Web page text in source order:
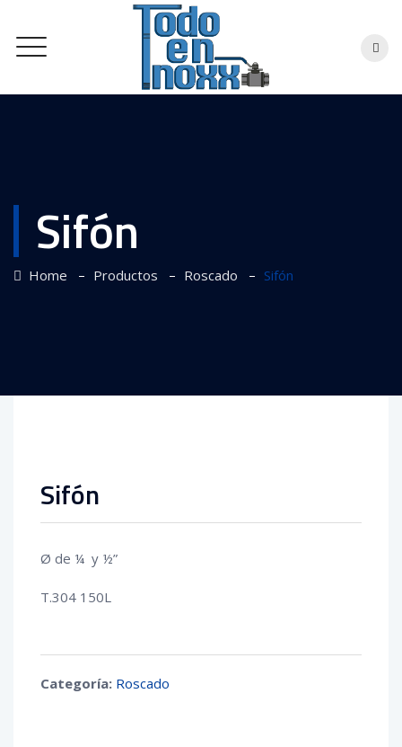
Sifón
Home – Productos – Roscado – Sifón
Sifón
Ø de ¼ y ½”
T.304 150L
Categoría: Roscado